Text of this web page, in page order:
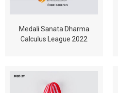
Medali Sanata Dharma
Calculus League 2022